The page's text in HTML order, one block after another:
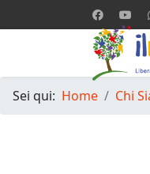
Sei qui: Home Chi